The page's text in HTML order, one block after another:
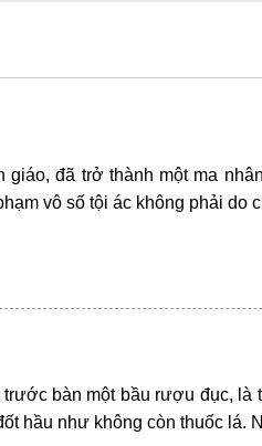
đã trở thành một ma
vô số tội ác không phải
bàn một bầu rượu đục,
hầu như không còn thuốc lá.